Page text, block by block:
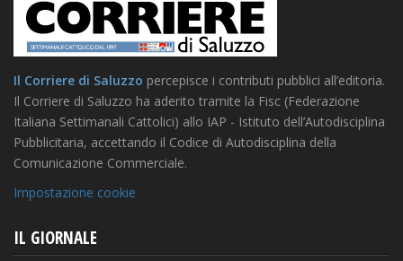
Il Corriere di Saluzzo percepisce i contributi pubblici all’editoria.
Il Corriere di Saluzzo ha aderito tramite la Fisc (Federazione
Italiana Settimanali Cattolici) allo IAP - Istituto dell’Autodisciplina
Pubblicitaria, accettando il Codice di Autodisciplina della
Comunicazione Commerciale.
Impostazione cookie
IL GIORNALE